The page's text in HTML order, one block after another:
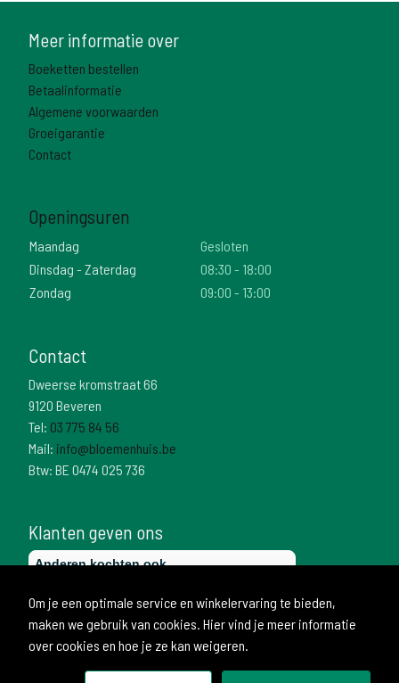
Meer informatie over
Boeketten bestellen
Betaalinformatie
Algemene voorwaarden
Groeigarantie
Contact
Openingsuren
Maandag
Gesloten
Dinsdag - Zaterdag
08:30 - 18:00
Zondag
09:00 - 13:00
Contact
Dweerse kromstraat 66
9120 Beveren
Tel: 03 775 84 56
Mail: info@bloemenhuis.be
Btw: BE 0474 025 736
Klanten geven ons
Om je een optimale service en winkelervaring te bieden,
maken we gebruik van cookies. Hier vind je meer informatie
over cookies en hoe je ze kan weigeren.